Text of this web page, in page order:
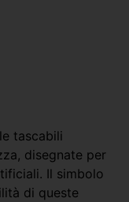
tascabili
disegnate per
Il simbolo
di queste